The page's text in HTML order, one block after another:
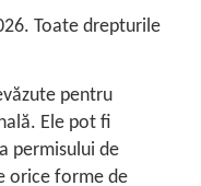
Toate drepturile
pentru
Ele pot fi
permisului de
orice forme de